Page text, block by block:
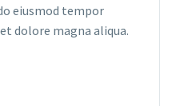
eiusmod tempor
dolore magna aliqua.